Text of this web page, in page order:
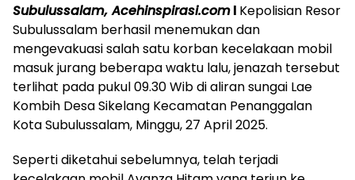
Subulussalam, Acehinspirasi.coml Kepolisian Resor
Subulussalam berhasil menemukan dan
mengevakuasi salah satu korban kecelakaan mobil
masuk jurang beberapa waktu lalu, jenazah tersebut
terlihat pada pukul 09.30 Wib di aliran sungai Lae
Kombih Desa Sikelang Kecamatan Penanggalan
Kota Subulussalam, Minggu, 27 April 2025.
Seperti diketahui sebelumnya, telah terjadi